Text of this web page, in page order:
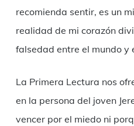
recomienda sentir, es un
realidad de mi corazón
falsedad entre el mundo y
La Primera Lectura nos
en la persona del joven
vencer por el miedo ni